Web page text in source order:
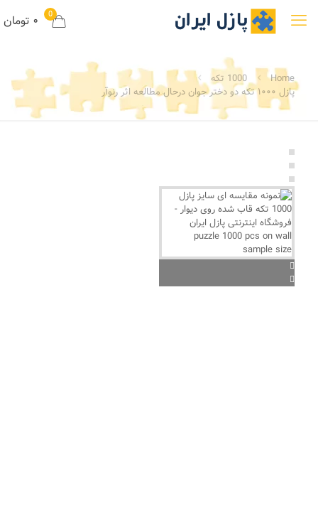
0 ۰ تومان
Home
1000 تکه
پازل ۱۰۰۰ تکه دو دختر جوان درحال مطالعه اثر رنوآر